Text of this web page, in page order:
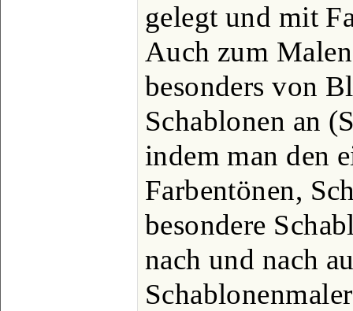
gelegt und mit
Auch zum
besonders von
Schablonen an
indem man den
Farbentönen,
besondere
nach und nach